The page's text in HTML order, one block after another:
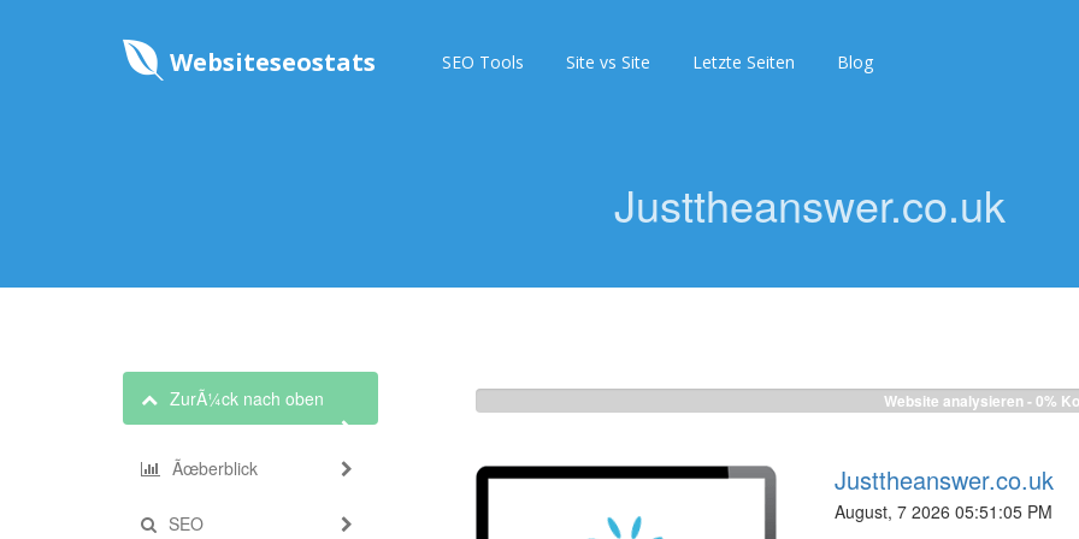
Websiteseostats SEO Tools Site vs Site Letzte Seiten Blog
Justtheanswer.co.uk
ZurÃ¼ck nach oben
Ãœberblick
SEO
Website analysieren -0%
Justtheanswer.co.uk
August, 7 2026 05:51:05 PM